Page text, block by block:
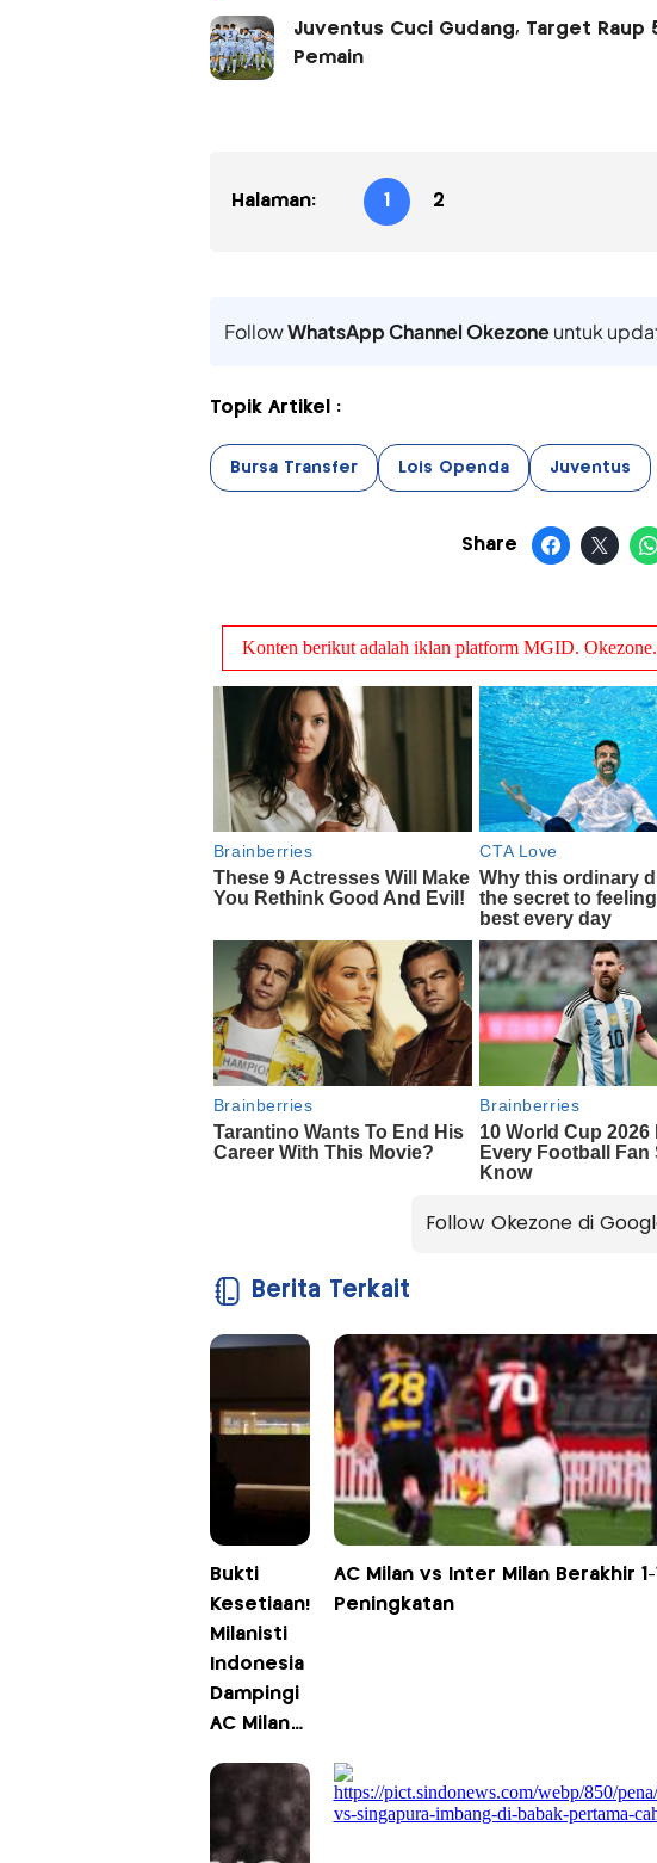
Juventus Cuci Gudang, Target Raup
Pemain
Halaman: 1 2
FollowWhatsApp Channel Okezoneuntuk
Topik Artikel :
Bursa Transfer Lois Openda Juventus
Share
Follow Okezone di
Berita Terkait
Bukti
Kesetiaan!
Milanisti
Indonesia
Dampingi
AC Milan
Stadion
AC Milan vs Inter Milan Berakhir
Peningkatan